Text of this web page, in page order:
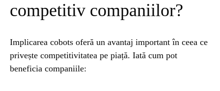
competitiv companiilor?
Implicarea cobots oferă un avantaj important în ceea ce
privește competitivitatea pe piață. Iată cum pot
beneficia companiile: